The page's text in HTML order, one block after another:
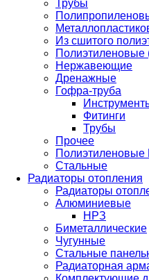
Трубы
Из сшитого
Нержавеющие
Дренажные
Гофра-труба
Фитинги
Трубы
Прочее
Стальные
Радиаторы отопления
Радиаторы
Алюминиевые
НРЗ
Биметаллические
Чугунные
Стальные
Радиаторная